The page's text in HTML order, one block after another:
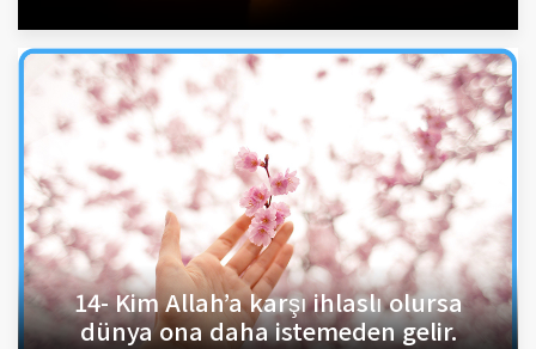
14- Kim Allah’a karşı ihlaslı olursa
dünya ona daha istemeden gelir.